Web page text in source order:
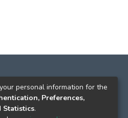
2
personal information for the
Preferences,
Statistics.